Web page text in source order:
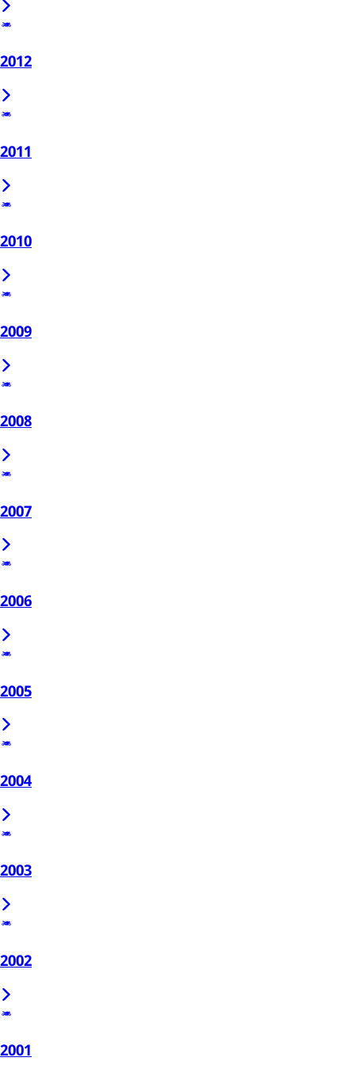
2012
2011
2010
2009
2008
2007
2006
2005
2004
2003
2002
2001